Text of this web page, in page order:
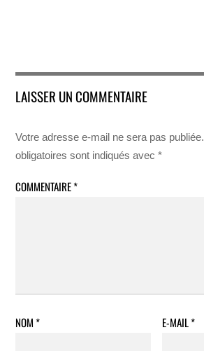
LAISSER UN COMMENTAIRE
Votre adresse e-mail ne sera pas publiée.
obligatoires sont indiqués avec*
COMMENTAIRE*
NOM* E-MAIL*